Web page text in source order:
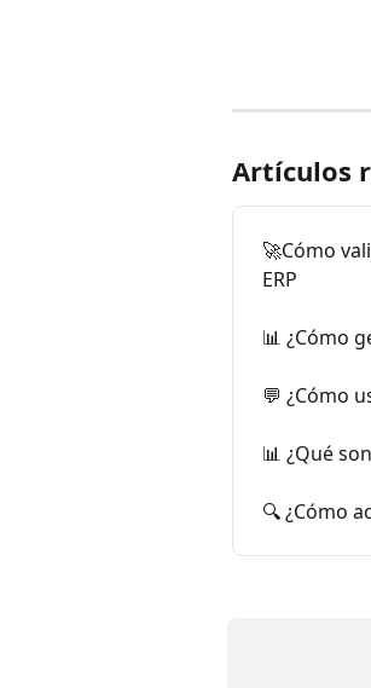
Artículos
🚀Cómo
ERP
📊 ¿Cómo
💬 ¿Cómo
📊 ¿Qué
🔍 ¿Cómo